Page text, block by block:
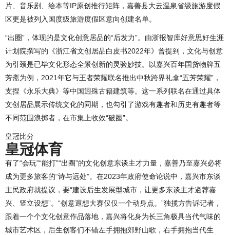
片、音乐剧、绘本等IP原创推行矩阵，嘉善县大云温泉省级旅游度假
区更是被列入国度级旅游度假区意向创建名单。
“出圈”，体现的是文化创意居品的“后发力”。由浙报智库好意思好生涯
计划院撰写的《浙江省文创居品白皮书2022年》曾提到，文化与创意
为引颈是已毕文化形态全景创新的灵验妙技。以嘉兴百年国货物牌五
芳斋为例，2021年它与王者荣耀联名推出中秋跨界礼盒“五芳荣耀”，
支捏《永乐大典》等中国迥殊古籍建筑等。这一系列联名在通过具体
文创居品展示传统文化的同期，也勾引了游戏有趣者和历史有趣者等
不同范围浪掷者，在市集上收效“破圈”。
皇冠比分
皇冠体育
有了“会玩”“能打”“出圈”的文化创意东谈主才力量，嘉善乃至嘉兴必将
成为更多旅客的“诗与远处”。在2023年政府使命论说中，嘉兴市东谈
主民政府就提议，要“建设后生发展型城市，让更多东谈主才遴荐嘉
兴、竖立设想”。“创意遐想大赛仅仅一个动身点。”独揽方告诉记者，
跟着一个个文化创意作品落地，嘉兴将化身为长三角极具当代气味的
城市艺术区，后生创客们不错左手拥抱郊野山歌，右手拥抱当代生